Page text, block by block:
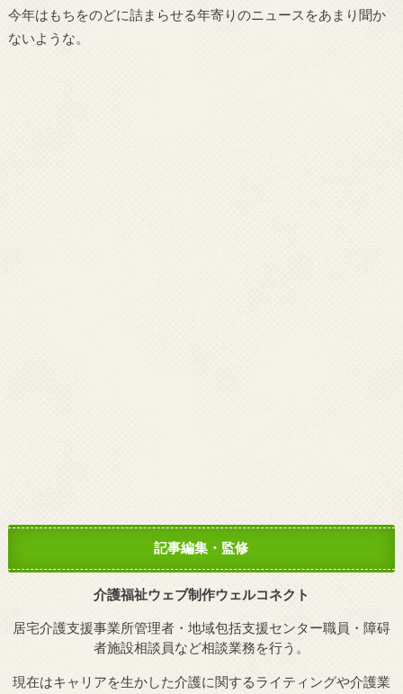
今年はもちをのどに詰まらせる年寄りのニュースをあまり聞か
ないような。
記事編集・監修
介護福祉ウェブ制作ウェルコネクト
居宅介護支援事業所管理者・地域包括支援センター職員・障碍
者施設相談員など相談業務を行う。
現在はキャリアを生かした介護に関するライティングや介護業